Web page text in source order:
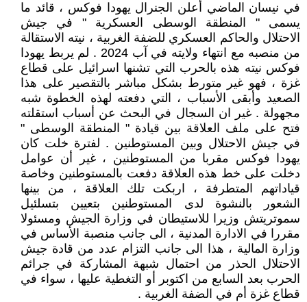
في نيسان الماضي أعلن الجنرال يهودا فوكس ، قائد ما
يسمى " المنطقة الوسطى العسكرية " في جيش
الاحتلال والحاكم العسكري للضفة الغربية ، نيته الاستقالة
من منصبه مع انتهاء ولايته في آب 2024 . لم يربط يهودا
فوكس نيته هذه بالحرب التي تشنها اسرائيل على قطاع
غزة ، فهو غير متورط بشكل مباشر بالتقصير على هذا
الصعيد وأبقى الأسباب ، التي دفعته لهذه الخطوة شبه
مجهولة . غير ان السجال في البحث عن أسباب استقلته
فتح على ملف العلاقة بين قيادة " المنطقة الوسطى "
في جيش الاحتلال وبين المستوطنين . لفترة خلت كان
يهودا فوكس مقربا من المستوطنين ، غير أن عوامل
دخلت على خط هذه العلاقة دفعت بالمستوطنين وخاصة
قياداتهم المتطرفة ، اربكت تلك العلاقة ، من بينها
الشعور بالنشوة لدى المستوطنين بتعيين بتسلئيل
سموتريتش وزيرا للاستيطان في وزارة الجيش ومسئولا
مقررا في الادارة المدنية ، الى جانب منصبة الأساس في
وزارة المالية ، هذا الى جانب التزام عدد من قادة جيش
الاحتلال الحذر من احتمال شبهة المشاركة في جرائم
الحرب بعد السابع من اكتوبر أو التغطية عليها ، سواء في
قطاع غزة أم في الضفة الغربية .